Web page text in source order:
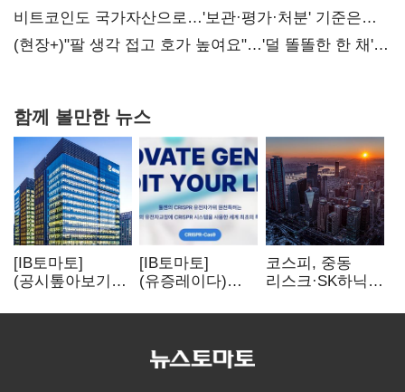
비트코인도 국가자산으로…'보관·평가·처분' 기준은
숙제
(현장+)"팔 생각 접고 호가 높여요"…'덜 똘똘한 한 채'
함께 볼만한 뉴스
[IB토마토]
(공시톺아보기)
바로 매출로
[IB토마토]
(유증레이다)
3분의 1 토막…
비용부터 챙긴다
코스피, 중동
리스크·SK하닉
뒷걸음